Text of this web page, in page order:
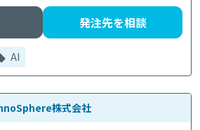
発注先を相談
AI
株式会社